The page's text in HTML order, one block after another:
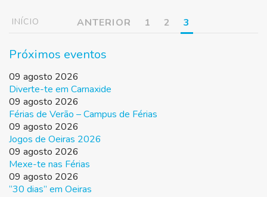
INÍCIO ANTERIOR 1 2 3
Próximos eventos
09 agosto 2026
Diverte-te em Carnaxide
09 agosto 2026
Férias de Verão – Campus de Férias
09 agosto 2026
Jogos de Oeiras 2026
09 agosto 2026
Mexe-te nas Férias
09 agosto 2026
“30 dias” em Oeiras